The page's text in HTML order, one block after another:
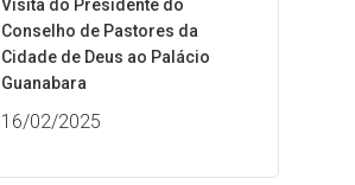
Visita do Presidente do
Conselho de Pastores da
Cidade de Deus ao Palácio
Guanabara
16/02/2025